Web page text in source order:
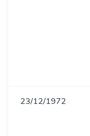
23/12/1972